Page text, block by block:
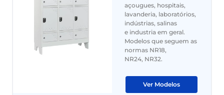
açougues, hospitais,
lavanderia, laboratórios,
indústrias, salinas
e industria em geral.
Modelos que seguem as
normas NR18,
NR24, NR32.
Ver Modelos